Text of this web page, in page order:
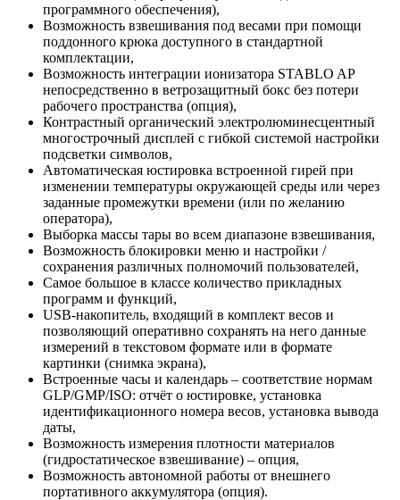
программного обеспечения),
Возможность взвешивания под весами при помощи
поддонного крюка доступного в стандартной
комплектации,
Возможность интеграции ионизатора STABLO AP
непосредственно в ветрозащитный бокс без потери
рабочего пространства (опция),
Контрастный органический электролюминесцентный
многострочный дисплей с гибкой системой настройки
подсветки символов,
Автоматическая юстировка встроенной гирей при
изменении температуры окружающей среды или через
заданные промежутки времени (или по желанию
оператора),
Выборка массы тары во всем диапазоне взвешивания,
Возможность блокировки меню и настройки /
сохранения различных полномочий пользователей,
Самое большое в классе количество прикладных
программ и функций,
USB-накопитель, входящий в комплект весов и
позволяющий оперативно сохранять на него данные
измерений в текстовом формате или в формате
картинки (снимка экрана),
Встроенные часы и календарь – соответствие нормам
GLP/GMP/ISO: отчёт о юстировке, установка
идентификационного номера весов, установка вывода
даты,
Возможность измерения плотности материалов
(гидростатическое взвешивание) – опция,
Возможность автономной работы от внешнего
портативного аккумулятора (опция).